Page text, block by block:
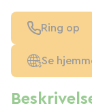
Ring op
Se